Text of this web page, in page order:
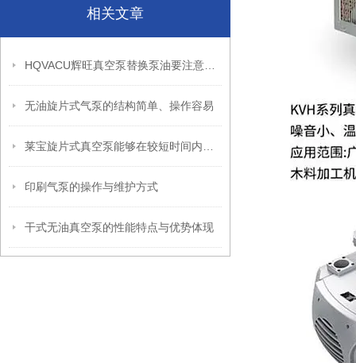
相关文章
无油旋片式气泵的结构简单、操作容易
印刷气泵的操作与维护方式
干式无油真空泵的性能特点与优势体现